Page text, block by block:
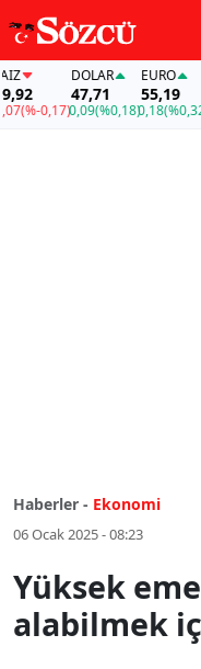
0,17)
DOLAR
47,71
0,09(%0,18)
EURO
55,19
0,18(%0,32)
Haberler - Ekonomi
06 Ocak 2025 - 08:23
Yüksek
alabilmek